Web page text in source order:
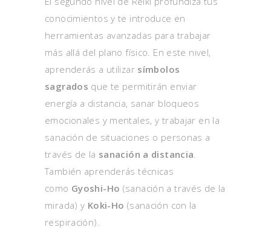
conocimientos y te introduce en
herramientas avanzadas para trabajar
más allá del plano físico. En este nivel,
aprenderás a utilizar símbolos
sagrados que te permitirán enviar
energía a distancia, sanar bloqueos
emocionales y mentales, y trabajar en la
sanación de situaciones o personas a
través de la sanación a distancia
También aprenderás técnicas
como Gyoshi-Ho (sanación a través de la
mirada) y Koki-Ho (sanación con la
respiración).